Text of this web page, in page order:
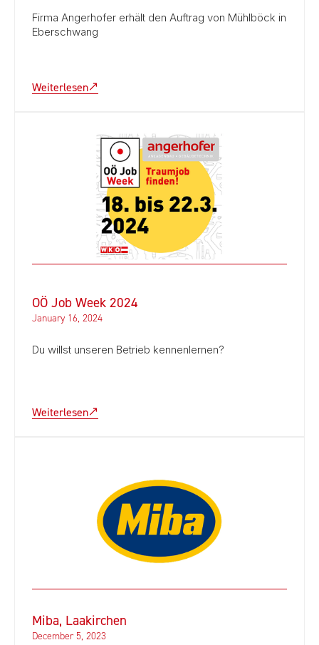
Firma Angerhofer erhält den Auftrag von Mühlböck in
Eberschwang
Weiterlesen
OÖ Job Week 2024
January 16, 2024
Du willst unseren Betrieb kennenlernen?
Weiterlesen
Miba, Laakirchen
December 5, 2023